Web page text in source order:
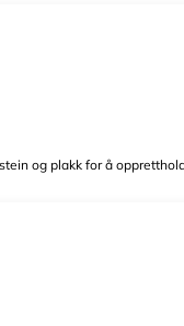
og plakk for å